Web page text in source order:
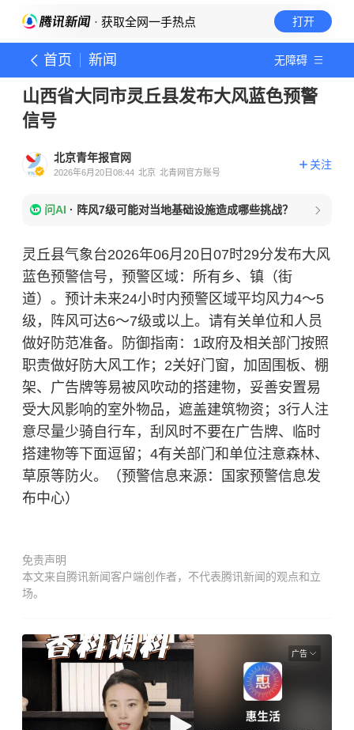
· 获取全网一手热点 打开
首页 新闻 无障碍
山西省大同市灵丘县发布大风蓝色预警
信号
北京青年报官网
2026年6月20日08:44 北京 北青网官方账号
关注
问AI · 阵风7级可能对当地基础设施造成哪些挑战？
灵丘县气象台2026年06月20日07时29分发布大风
蓝色预警信号，预警区域：所有乡、镇（街
道）。预计未来24小时内预警区域平均风力4～5
级，阵风可达6～7级或以上。请有关单位和人员
做好防范准备。防御指南：1政府及相关部门按照
职责做好防大风工作；2关好门窗，加固围板、棚
架、广告牌等易被风吹动的搭建物，妥善安置易
受大风影响的室外物品，遮盖建筑物资；3行人注
意尽量少骑自行车，刮风时不要在广告牌、临时
搭建物等下面逗留；4有关部门和单位注意森林、
草原等防火。（预警信息来源：国家预警信息发
布中心）
免责声明
本文来自腾讯新闻客户端创作者，不代表腾讯新闻的观点和立
场。
广告